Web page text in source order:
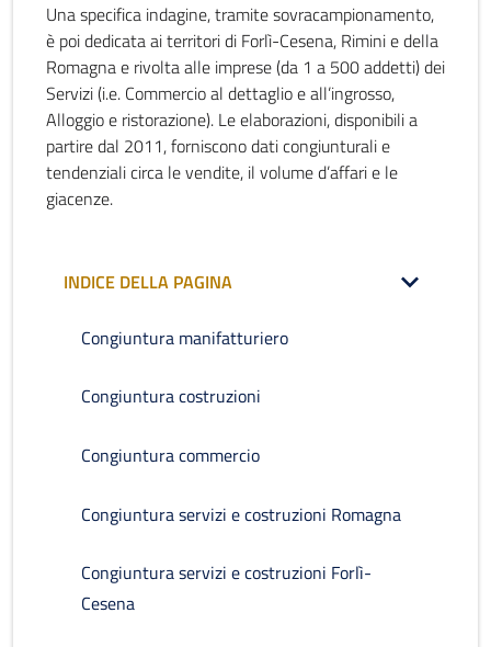
Una specifica indagine, tramite sovracampionamento,
è poi dedicata ai territori di Forlì-Cesena, Rimini e della
Romagna e rivolta alle imprese (da 1 a 500 addetti) dei
Servizi (i.e. Commercio al dettaglio e all’ingrosso,
Alloggio e ristorazione). Le elaborazioni, disponibili a
partire dal 2011, forniscono dati congiunturali e
tendenziali circa le vendite, il volume d’affari e le
giacenze.
INDICE DELLA PAGINA
Congiuntura manifatturiero
Congiuntura costruzioni
Congiuntura commercio
Congiuntura servizi e costruzioni Romagna
Congiuntura servizi e costruzioni Forlì-
Cesena